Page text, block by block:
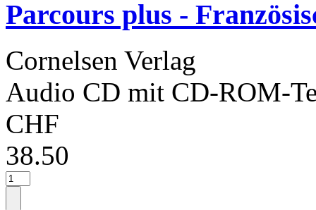
Parcours plus -
Cornelsen Verlag
Audio CD mit CD-ROM-
CHF
38.50